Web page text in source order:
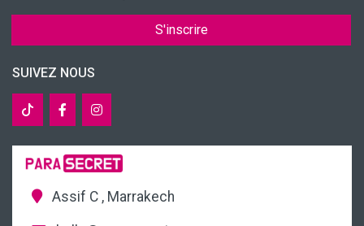
S'inscrire
SUIVEZ NOUS
Assif C , Marrakech